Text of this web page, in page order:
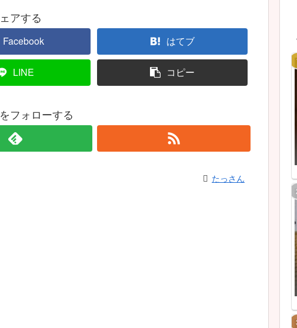
アする
Facebook はてブ
LINE コピー
フォローする
たっさん